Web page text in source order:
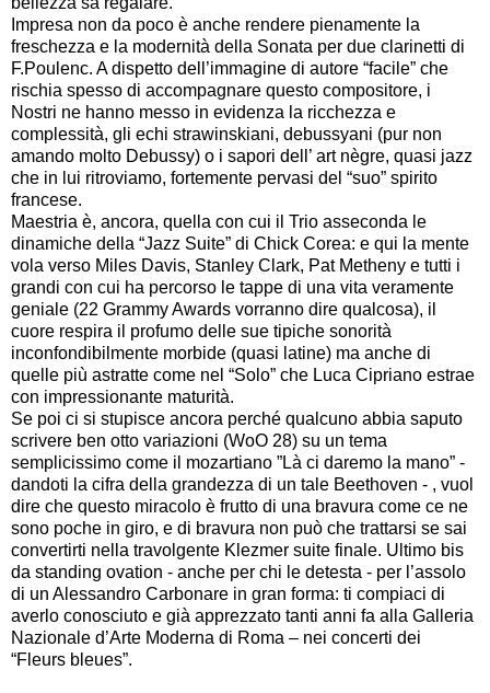
Impresa non da poco è anche rendere pienamente la
freschezza e la modernità della Sonata per due clarinetti di
F.Poulenc. A dispetto dell’immagine di autore “facile” che
rischia spesso di accompagnare questo compositore, i
Nostri ne hanno messo in evidenza la ricchezza e
complessità, gli echi strawinskiani, debussyani (pur non
amando molto Debussy) o i sapori dell’ art nègre, quasi jazz
che in lui ritroviamo, fortemente pervasi del “suo” spirito
francese.
Maestria è, ancora, quella con cui il Trio asseconda le
dinamiche della “Jazz Suite” di Chick Corea: e qui la mente
vola verso Miles Davis, Stanley Clark, Pat Metheny e tutti i
grandi con cui ha percorso le tappe di una vita veramente
geniale (22 Grammy Awards vorranno dire qualcosa), il
cuore respira il profumo delle sue tipiche sonorità
inconfondibilmente morbide (quasi latine) ma anche di
quelle più astratte come nel “Solo” che Luca Cipriano estrae
con impressionante maturità.
Se poi ci si stupisce ancora perché qualcuno abbia saputo
scrivere ben otto variazioni (WoO 28) su un tema
semplicissimo come il mozartiano ”Là ci daremo la mano” -
dandoti la cifra della grandezza di un tale Beethoven - , vuol
dire che questo miracolo è frutto di una bravura come ce ne
sono poche in giro, e di bravura non può che trattarsi se sai
convertirti nella travolgente Klezmer suite finale. Ultimo bis
da standing ovation - anche per chi le detesta - per l’assolo
di un Alessandro Carbonare in gran forma: ti compiaci di
averlo conosciuto e già apprezzato tanti anni fa alla Galleria
Nazionale d’Arte Moderna di Roma – nei concerti dei
“Fleurs bleues”.